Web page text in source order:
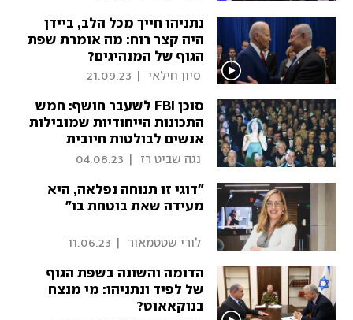
נתניהו חייך מכל הלב, ביידן
היה קצר רוח: מה אומרת שפת
הגוף של המנהיגים?
סיון חילאי 21.09.23
סוכן FBI לשעבר חושף: חמש
התכונות הייחודיות שמובילות
אנשים לבולטות חיובית
נגה שביט רז 04.08.23
"דוגי זו תנוחה נפלאה, היא
מעידה שאת בוטחת בו"
לורי שטטמאור 11.06.23
הדומה והשונה בשפת הגוף
של לפיד ונתניהו: מי מנצח
בנוקאאוט?